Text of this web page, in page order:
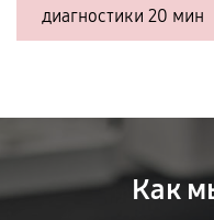
диагностики 20 мин
Как